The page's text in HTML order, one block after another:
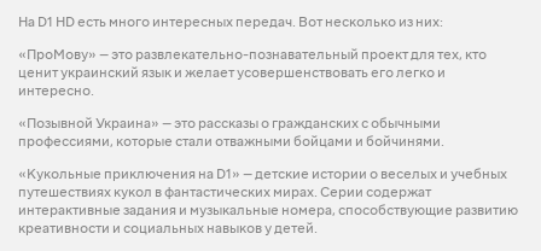
На D1 HD есть много интересных передач. Вот несколько из них:
«ПроМову» — это развлекательно-познавательный проект для тех, кто
ценит украинский язык и желает усовершенствовать его легко и
интересно.
«Позывной Украина» — это рассказы о гражданских с обычными
профессиями, которые стали отважными бойцами и бойчинями.
«Кукольные приключения на D1» — детские истории о веселых и учебных
путешествиях кукол в фантастических мирах. Серии содержат
интерактивные задания и музыкальные номера, способствующие развитию
креативности и социальных навыков у детей.